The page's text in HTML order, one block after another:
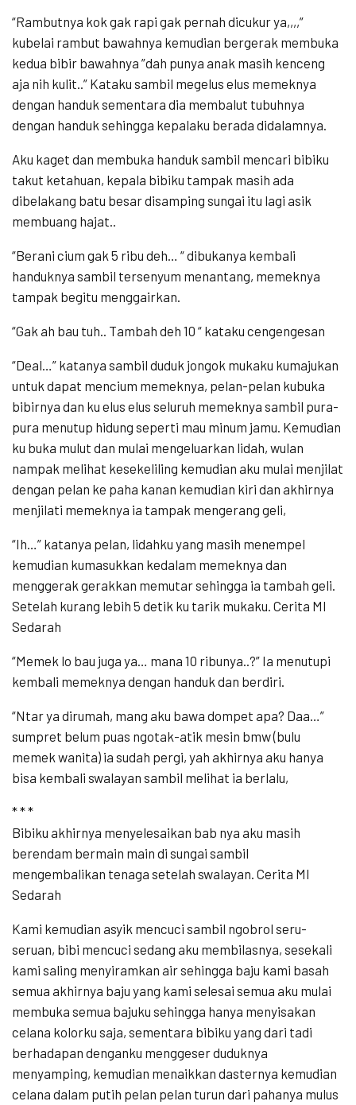
“Rambutnya kok gak rapi gak pernah dicukur ya,,,,”
kubelai rambut bawahnya kemudian bergerak membuka
kedua bibir bawahnya ”dah punya anak masih kenceng
aja nih kulit..” Kataku sambil megelus elus memeknya
dengan handuk sementara dia membalut tubuhnya
dengan handuk sehingga kepalaku berada didalamnya.
Aku kaget dan membuka handuk sambil mencari bibiku
takut ketahuan, kepala bibiku tampak masih ada
dibelakang batu besar disamping sungai itu lagi asik
membuang hajat..
“Berani cium gak 5 ribu deh… “ dibukanya kembali
handuknya sambil tersenyum menantang, memeknya
tampak begitu menggairkan.
“Gak ah bau tuh.. Tambah deh 10 “ kataku cengengesan
“Deal…” katanya sambil duduk jongok mukaku kumajukan
untuk dapat mencium memeknya, pelan-pelan kubuka
bibirnya dan ku elus elus seluruh memeknya sambil pura-
pura menutup hidung seperti mau minum jamu. Kemudian
ku buka mulut dan mulai mengeluarkan lidah, wulan
nampak melihat kesekeliling kemudian aku mulai menjilat
dengan pelan ke paha kanan kemudian kiri dan akhirnya
menjilati memeknya ia tampak mengerang geli,
“Ih…” katanya pelan, lidahku yang masih menempel
kemudian kumasukkan kedalam memeknya dan
menggerak gerakkan memutar sehingga ia tambah geli.
Setelah kurang lebih 5 detik ku tarik mukaku. Cerita Ml
Sedarah
“Memek lo bau juga ya… mana 10 ribunya..?” Ia menutupi
kembali memeknya dengan handuk dan berdiri.
“Ntar ya dirumah, mang aku bawa dompet apa? Daa…”
sumpret belum puas ngotak-atik mesin bmw (bulu
memek wanita) ia sudah pergi, yah akhirnya aku hanya
bisa kembali swalayan sambil melihat ia berlalu,
* * *
Bibiku akhirnya menyelesaikan bab nya aku masih
berendam bermain main di sungai sambil
mengembalikan tenaga setelah swalayan. Cerita Ml
Sedarah
Kami kemudian asyik mencuci sambil ngobrol seru-
seruan, bibi mencuci sedang aku membilasnya, sesekali
kami saling menyiramkan air sehingga baju kami basah
semua akhirnya baju yang kami selesai semua aku mulai
membuka semua bajuku sehingga hanya menyisakan
celana kolorku saja, sementara bibiku yang dari tadi
berhadapan denganku menggeser duduknya
menyamping, kemudian menaikkan dasternya kemudian
celana dalam putih pelan pelan turun dari pahanya mulus